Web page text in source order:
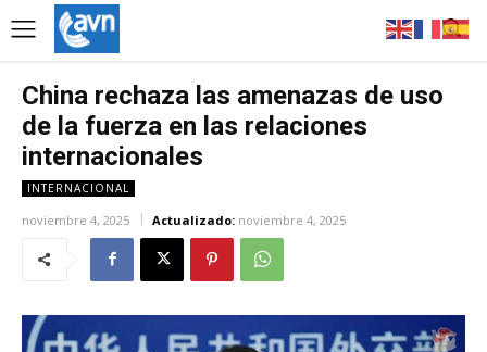
China rechaza las amenazas de uso
de la fuerza en las relaciones
internacionales
INTERNACIONAL
noviembre 4, 2025 Actualizado: noviembre 4, 2025